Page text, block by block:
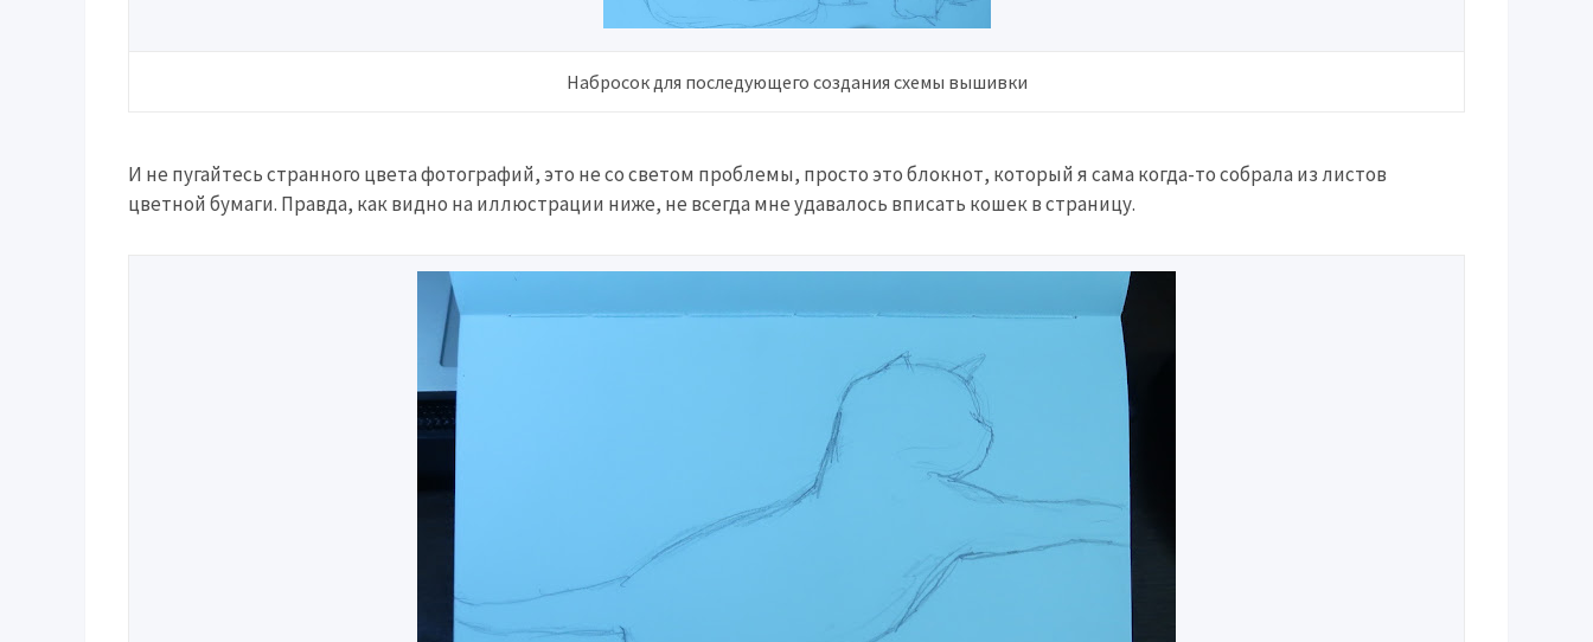
Набросок для последующего создания схемы вышивки
И не пугайтесь странного цвета фотографий, это не со светом проблемы, просто это блокнот, который я сама когда-то собрала из листов
цветной бумаги. Правда, как видно на иллюстрации ниже, не всегда мне удавалось вписать кошек в страницу.